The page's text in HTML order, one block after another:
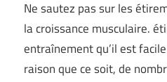
Ne sautez pas sur les
la croissance musculaire.
entraînement qu’il est
raison que ce soit, de